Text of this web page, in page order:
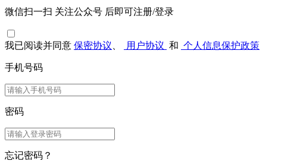
微信扫一扫 关注公众号 后即可注册/登录
我已阅读并同意 保密协议 用户协议 和 个人信息保护政策
手机号码
密码
忘记密码？